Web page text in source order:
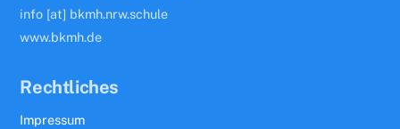
info [at] bkmh.nrw.schule
www.bkmh.de
Rechtliches
Impressum